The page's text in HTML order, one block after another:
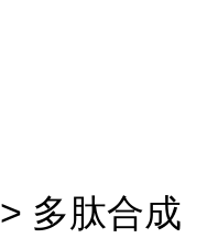
> 多肽合成